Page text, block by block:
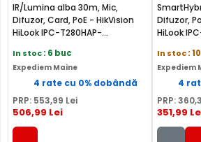
culorilor, iar pe timpul noptii acesta
permite luminii in infrarosu sa
vizibilitatea camerei in modul alb/
IR/Lumina alba 30m, Mic,
Difuzor, Card, PoE - HikVision
HiLook IPC-T280HAP-
In stoc: 6 buc
Expediem Maine
4 rate cu 0% dobândă
PRP: 553,99 Lei
506,99 Lei
Difuzor,
HiLook
In stoc:
Expediem
4
PRP:360
351,99